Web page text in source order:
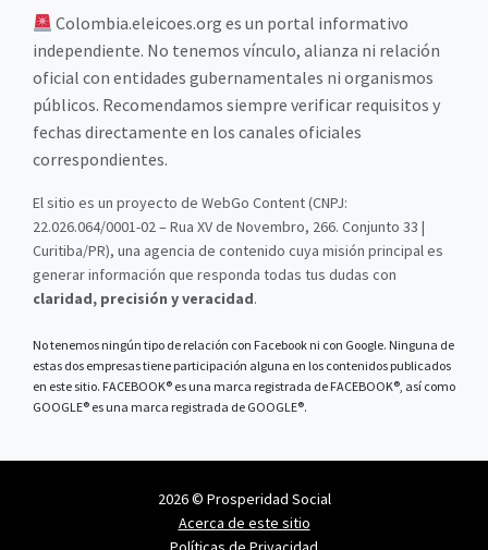
Colombia.eleicoes.org es un portal informativo
independiente. No tenemos vínculo, alianza ni relación
oficial con entidades gubernamentales ni organismos
públicos. Recomendamos siempre verificar requisitos y
fechas directamente en los canales oficiales
correspondientes.
El sitio es un proyecto de WebGo Content (CNPJ:
22.026.064/0001-02 – Rua XV de Novembro, 266. Conjunto 33 |
Curitiba/PR), una agencia de contenido cuya misión principal es
generar información que responda todas tus dudas con
claridad, precisión y veracidad.
No tenemos ningún tipo de relación con Facebook ni con Google. Ninguna de
estas dos empresas tiene participación alguna en los contenidos publicados
en este sitio. FACEBOOK® es una marca registrada de FACEBOOK®, así como
GOOGLE® es una marca registrada de GOOGLE®.
2026 © Prosperidad Social
Acerca de este sitio